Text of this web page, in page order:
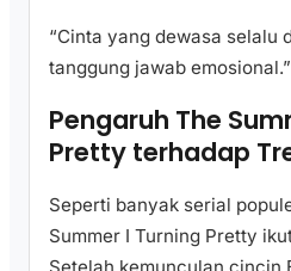
“Cinta yang dewasa selalu
tanggung jawab emosional.”
Pengaruh The
Pretty terhadap
Seperti banyak serial
Summer I Turning Pretty